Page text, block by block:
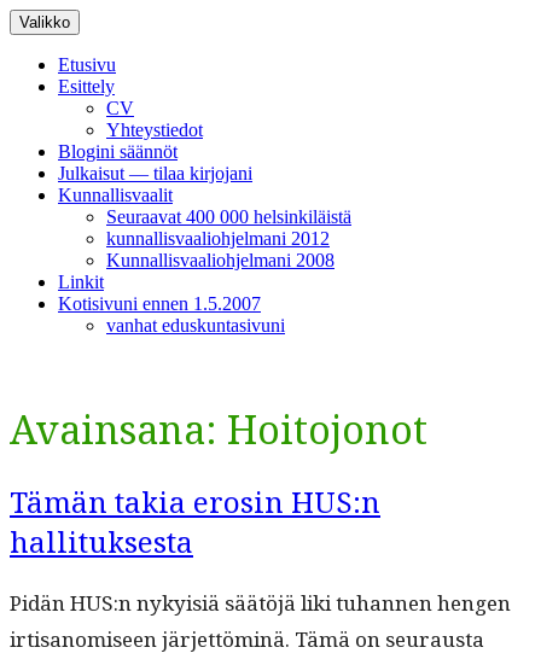
Siirry
sisältöön
Valikko
Etusivu
Esittely
CV
Yhteystiedot
Blogini säännöt
Julkaisut — tilaa kirjojani
Kunnallisvaalit
Seuraavat 400 000 helsinkiläistä
kunnallisvaaliohjelmani 2012
Kunnallisvaaliohjelmani 2008
Linkit
Kotisivuni ennen 1.5.2007
vanhat eduskuntasivuni
Avainsana: Hoitojonot
Tämän takia erosin HUS:n
hallituksesta
Pidän HUS:n nyky­isiä säätöjä liki tuhan­nen hen­gen
irti­sanomiseen jär­jet­töminä. Tämä on seu­raus­ta